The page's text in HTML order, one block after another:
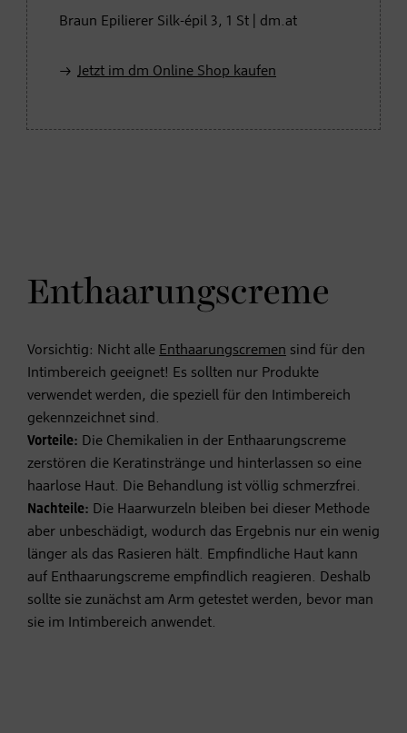
Braun Epilierer Silk-épil 3, 1 St | dm.at
Jetzt im dm Online Shop kaufen
Enthaarungscreme
Vorsichtig: Nicht alle Enthaarungscremen sind für den
Intimbereich geeignet! Es sollten nur Produkte
verwendet werden, die speziell für den Intimbereich
gekennzeichnet sind.
Vorteile: Die Chemikalien in der Enthaarungscreme
zerstören die Keratinstränge und hinterlassen so eine
haarlose Haut. Die Behandlung ist völlig schmerzfrei.
Nachteile: Die Haarwurzeln bleiben bei dieser Methode
aber unbeschädigt, wodurch das Ergebnis nur ein wenig
länger als das Rasieren hält. Empfindliche Haut kann
auf Enthaarungscreme empfindlich reagieren. Deshalb
sollte sie zunächst am Arm getestet werden, bevor man
sie im Intimbereich anwendet.